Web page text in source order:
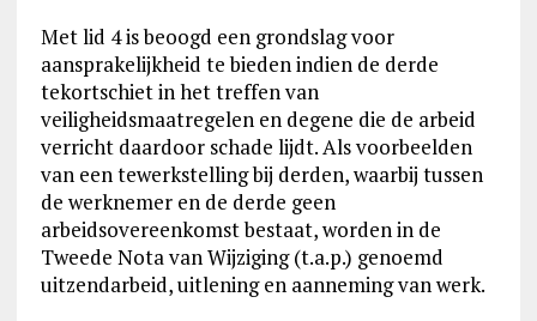
Met lid 4 is beoogd een grondslag voor
aansprakelijkheid te bieden indien de derde
tekortschiet in het treffen van
veiligheidsmaatregelen en degene die de arbeid
verricht daardoor schade lijdt. Als voorbeelden
van een tewerkstelling bij derden, waarbij tussen
de werknemer en de derde geen
arbeidsovereenkomst bestaat, worden in de
Tweede Nota van Wijziging (t.a.p.) genoemd
uitzendarbeid, uitlening en aanneming van werk.